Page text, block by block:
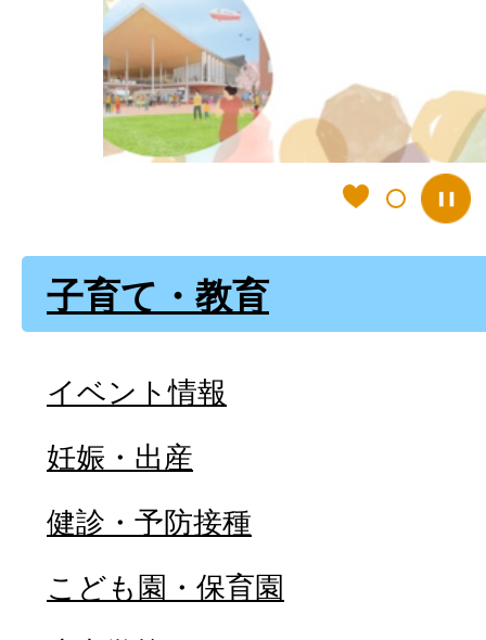
イ
ド
子育て・教育
イベント情報
妊娠・出産
健診・予防接種
こども園・保育園